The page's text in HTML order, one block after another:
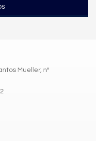
Mueller, nº